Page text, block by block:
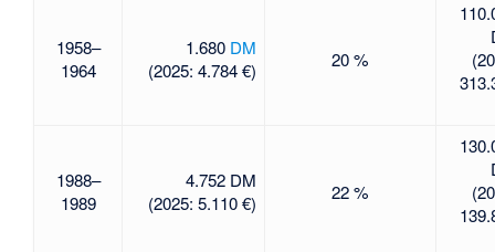
1958–
1964
1.680 DM
(2025: 4.784 €)
20 %
1988–
1989
4.752 DM
(2025: 5.110 €)
22 %